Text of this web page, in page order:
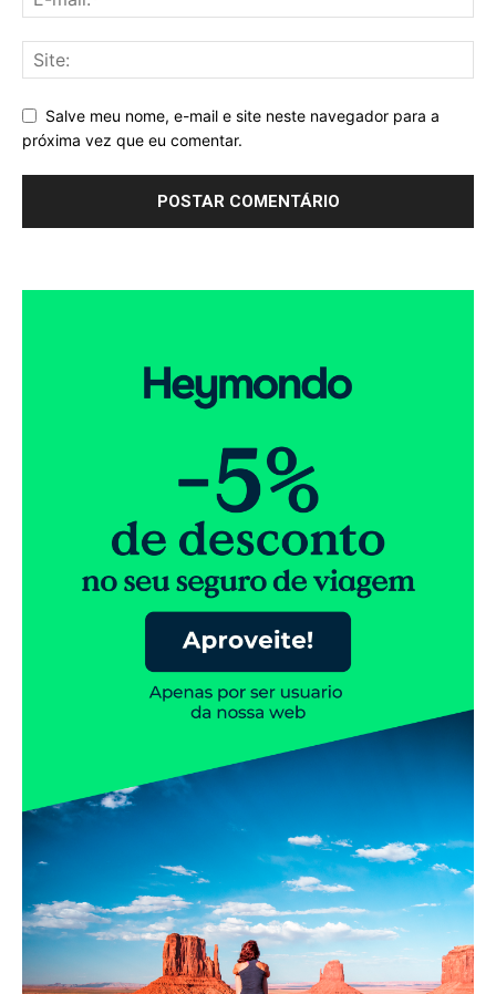
Salve meu nome, e-mail e site neste navegador para a
próxima vez que eu comentar.